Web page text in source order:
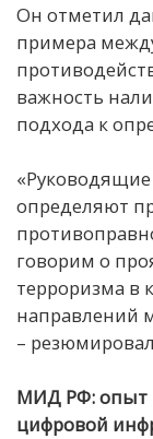
Он отметил
примера
важность
подхода к
определяют
говорим о
терроризма в
направлений
–
МИД РФ: опыт
цифровой